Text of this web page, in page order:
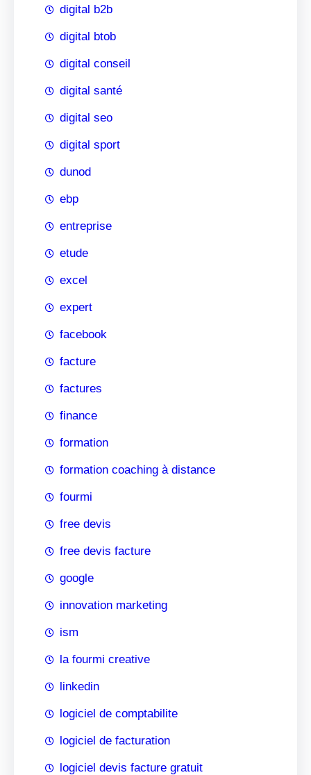
digital b2b
digital btob
digital conseil
digital santé
digital seo
digital sport
dunod
ebp
entreprise
etude
excel
expert
facebook
facture
factures
finance
formation
formation coaching à distance
fourmi
free devis
free devis facture
google
innovation marketing
ism
la fourmi creative
linkedin
logiciel de comptabilite
logiciel de facturation
logiciel devis facture gratuit